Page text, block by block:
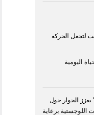
الحركة
اليومية
الشارقة للاستثمار 2026” يعزز الحوار حول
اللوجستية برعاية